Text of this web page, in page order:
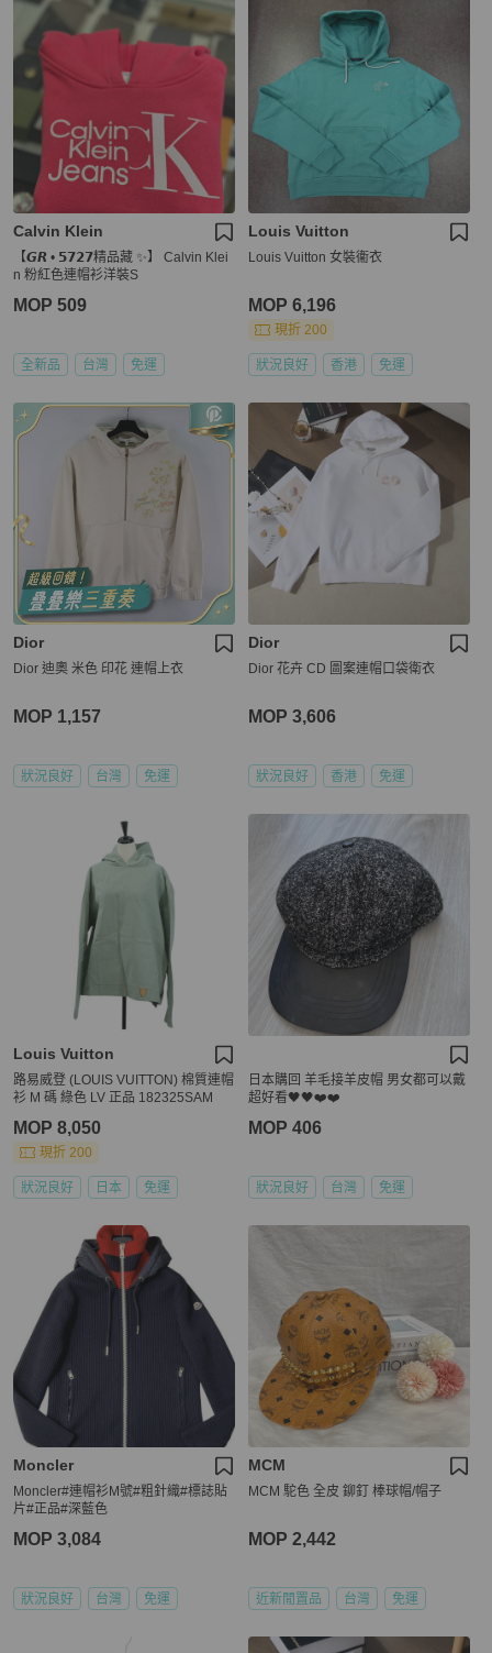
Calvin Klein
【𝙂𝙍 • 𝟱𝟳𝟮𝟳精品藏 ✨】 Calvin Klei
n 粉紅色連帽衫洋裝S
MOP 509
全新品 台灣 免運
Louis Vuitton
Louis Vuitton 女裝衞衣
MOP 6,196
現折 200
狀況良好 香港 免運
Dior
Dior 迪奧 米色 印花 連帽上衣
MOP 1,157
狀況良好 台灣 免運
Dior
Dior 花卉 CD 圖案連帽口袋衛衣
MOP 3,606
狀況良好 香港 免運
Louis Vuitton
路易威登 (LOUIS VUITTON) 棉質連帽
衫 M 碼 綠色 LV 正品 182325SAM
MOP 8,050
現折 200
狀況良好 日本 免運
日本購回 羊毛接羊皮帽 男女都可以戴
超好看🖤🖤❤️❤️
MOP 406
狀況良好 台灣 免運
Moncler
Moncler#連帽衫M號#粗針織#標誌貼
片#正品#深藍色
MOP 3,084
狀況良好 台灣 免運
MCM
MCM 駝色 全皮 鉚釘 棒球帽/帽子
MOP 2,442
近新閒置品 台灣 免運